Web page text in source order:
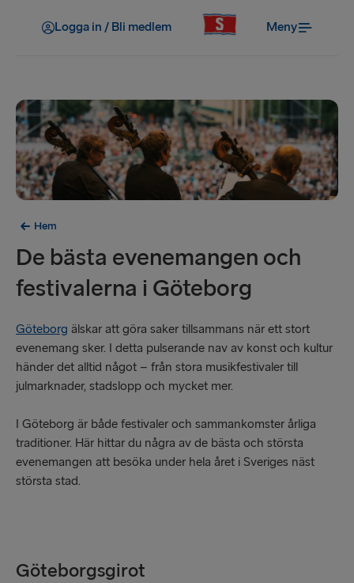
Logga in / Bli medlem Meny
Hem
De bästa evenemangen och
festivalerna i Göteborg
Göteborg älskar att göra saker tillsammans när ett stort
evenemang sker. I detta pulserande nav av konst och kultur
händer det alltid något – från stora musikfestivaler till
julmarknader, stadslopp och mycket mer.
I Göteborg är både festivaler och sammankomster årliga
traditioner. Här hittar du några av de bästa och största
evenemangen att besöka under hela året i Sveriges näst
största stad.
Göteborgsgirot